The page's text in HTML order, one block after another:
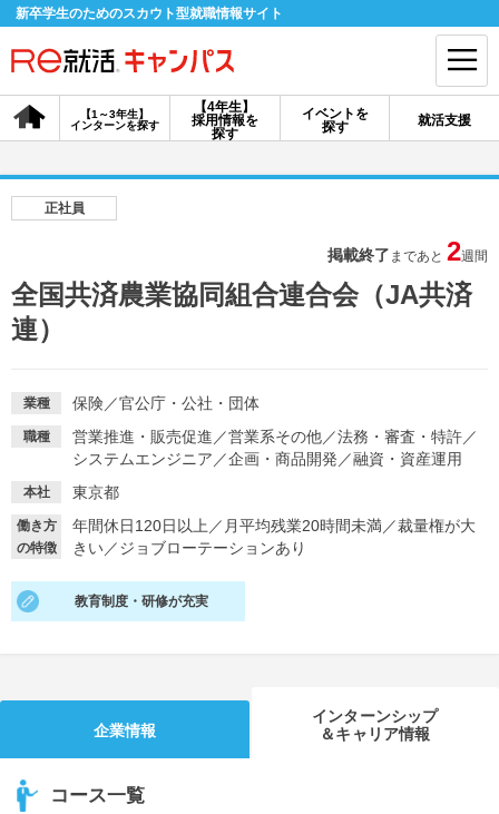
新卒学生のためのスカウト型就職情報サイト
【4年生】
採用情報を
探す
【1～3年生】
インターンを探す
イベントを
探す
就活支援
会員登録 ログイン
採用情報を探す
イベントを探す スカウト
就活ノウハウ・サポート
就活支援 就活コラム
適職診断
就活ニュースペーパー
就活時事ニュースを更新 不明点があればこちら
正社員
掲載終了 まであと 2週間
全国共済農業協同組合連合会（JA共済
連）
業種 保険／官公庁・公社・団体
職種 営業推進・販売促進 ／営業系その他／法務・審査・特許／
システムエンジニア ／企画・商品開発 ／融資・資産運用
本社 東京都
働き方
の特徴
年間休日120日以上 ／ 月平均残業20時間未満／裁量権が大
きい／ジョブローテーションあり
教育制度・研修が充実
企業情報
インターンシップ
＆キャリア情報
コース一覧